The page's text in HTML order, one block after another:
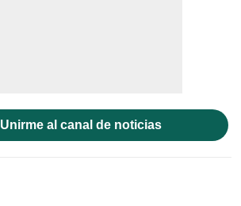
Unirme al canal de noticias